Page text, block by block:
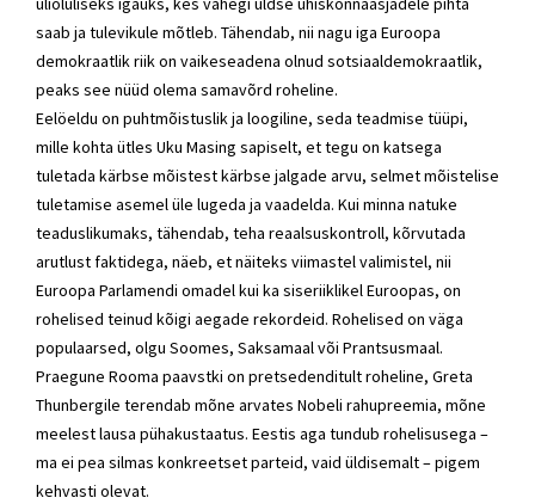
saab ja tulevikule mõtleb. Tähendab, nii nagu iga Euroopa
demokraatlik riik on vaikeseadena olnud sotsiaaldemokraatlik,
peaks see nüüd olema samavõrd roheline.
Eelöeldu on puhtmõistuslik ja loogiline, seda teadmise tüüpi,
mille kohta ütles Uku Masing sapiselt, et tegu on katsega
tuletada kärbse mõistest kärbse jalgade arvu, selmet mõistelise
tuletamise asemel üle lugeda ja vaadelda. Kui minna natuke
teaduslikumaks, tähendab, teha reaalsuskontroll, kõrvutada
arutlust faktidega, näeb, et näiteks viimastel valimistel, nii
Euroopa Parlamendi omadel kui ka siseriiklikel Euroopas, on
rohelised teinud kõigi aegade rekordeid. Rohelised on väga
populaarsed, olgu Soomes, Saksamaal või Prantsusmaal.
Praegune Rooma paavstki on pretsedenditult roheline, Greta
Thunbergile terendab mõne arvates Nobeli rahupreemia, mõne
meelest lausa pühakustaatus. Eestis aga tundub rohelisusega –
ma ei pea silmas konkreetset parteid, vaid üldisemalt – pigem
kehvasti olevat.